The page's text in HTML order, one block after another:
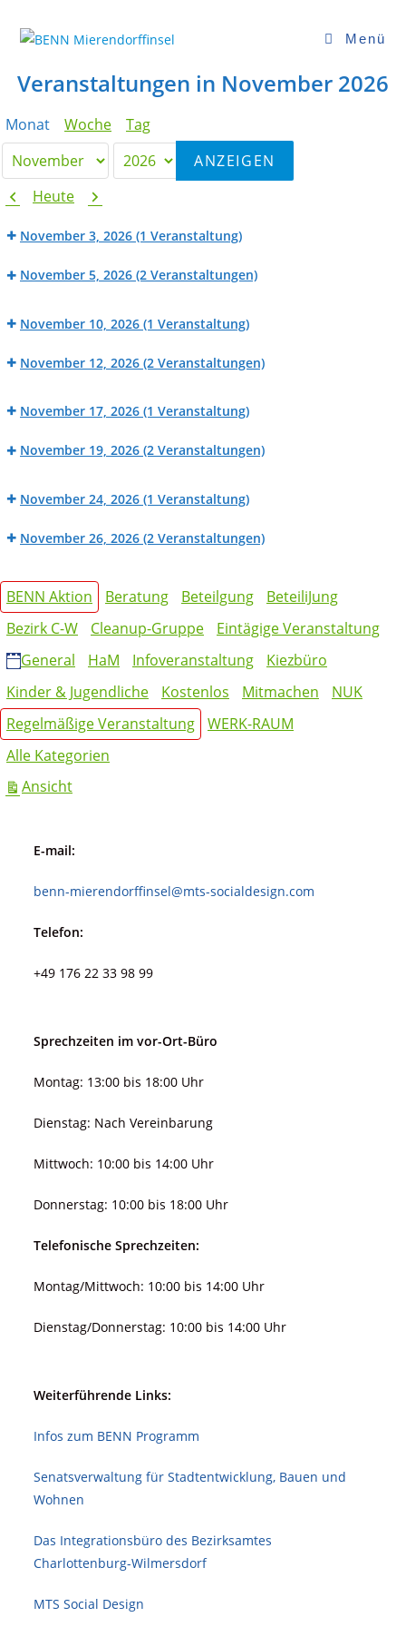
Inhalt
Menü
Veranstaltungen in November 2026
Monat Woche Tag
Monat
Jahr
Zurück
Heute Weiter
November 3, 2026 (1 Veranstaltung)
Werk_Raum:
November 5, 2026 (2 Veranstaltungen)
der
(HaM
Werk_Raum:
November 10, 2026 (1 Veranstaltung)
Werk_Raum:
November 12, 2026 (2 Veranstaltungen)
der
(HaM
Werk_Raum:
November 17, 2026 (1 Veranstaltung)
Werk_Raum:
November 19, 2026 (2 Veranstaltungen)
der
(HaM
Werk_Raum:
November 24, 2026 (1 Veranstaltung)
Werk_Raum:
November 26, 2026 (2 Veranstaltungen)
der
Mietpreisprüfstelle
(HaM
Werk_Raum:
Nähwerkstatt
Kategorien
BENN Aktion Beratung Beteilgung
BeteiliJung
Bezirk C-W
Cleanup-Gruppe
Eintägige Veranstaltung
General
HaM Infoveranstaltung
Kiezbüro
Kinder & Jugendliche
Kostenlos Mitmachen
NUK
Regelmäßige Veranstaltung
WERK-RAUM
Alle Kategorien
Ansichtausdrucken
E-mail:
benn-mierendorffinsel@mts-socialdesign.com
Telefon:
+49 176 22 33 98 99
Sprechzeiten im vor-Ort-Büro
Montag: 13:00 bis 18:00 Uhr
Dienstag: Nach Vereinbarung
Mittwoch: 10:00 bis 14:00 Uhr
Donnerstag: 10:00 bis 18:00 Uhr
Telefonische Sprechzeiten:
Montag/Mittwoch: 10:00 bis 14:00 Uhr
Dienstag/Donnerstag: 10:00 bis 14:00 Uhr
Weiterführende Links:
Infos zum BENN Programm
Senatsverwaltung für Stadt­ent­wicklung, Bauen und
Wohnen
Das Integrationsbüro des Bezirksamtes
Charlottenburg-Wilmersdorf
MTS Social Design